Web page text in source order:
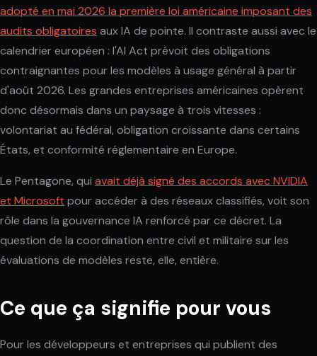
adopté en mai 2026 la première loi américaine imposant des
audits obligatoires aux IA de pointe. Il contraste aussi avec le
calendrier européen : l'AI Act prévoit des obligations
contraignantes pour les modèles à usage général à partir
d'août 2026. Les grandes entreprises américaines opèrent
donc désormais dans un paysage à trois vitesses :
volontariat au fédéral, obligation croissante dans certains
États, et conformité réglementaire en Europe.
Le Pentagone, qui avait déjà signé des accords avec NVIDIA
et Microsoft pour accéder à des réseaux classifiés, voit son
rôle dans la gouvernance IA renforcé par ce décret. La
question de la coordination entre civil et militaire sur les
évaluations de modèles reste, elle, entière.
Ce que ça signifie pour vous
Pour les développeurs et entreprises qui publient des